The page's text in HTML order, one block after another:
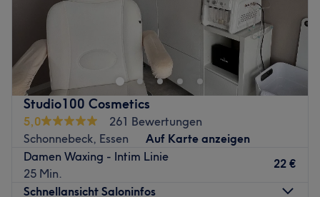
Studio100 Cosmetics
5,0
261 Bewertungen
Schonnebeck, Essen
Auf Karte anzeigen
Damen Waxing - Intim Linie
25 Min.
22 €
Schnellansicht Saloninfos